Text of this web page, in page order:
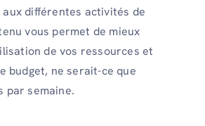
différentes activités de
vous permet de mieux
de vos ressources et
budget, ne serait-ce que
par semaine.